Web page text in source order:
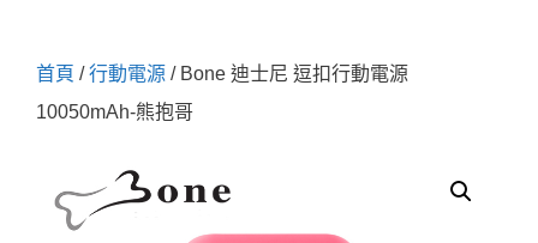
首頁 /行動電源 / Bone 迪士尼 逗扣行動電源
10050mAh-熊抱哥